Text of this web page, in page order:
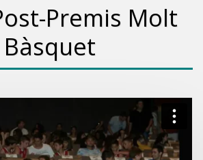
Premis Molt
Bàsquet